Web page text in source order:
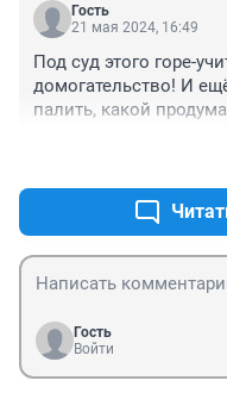
Гость
21 мая 2024, 16:49
Под суд этого горе-
домогательство! И
палить, какой
Гость
Войти